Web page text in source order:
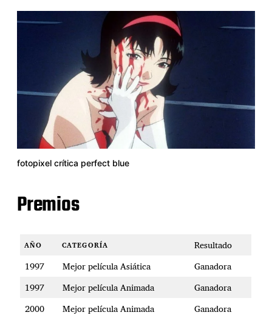
fotopixel crítica perfect blue
Premios
AÑO CATEGORÍA
Resultado
1997
Mejor película Asiática
Ganadora
1997
Mejor película Animada
Ganadora
2000
Mejor película Animada Ganadora